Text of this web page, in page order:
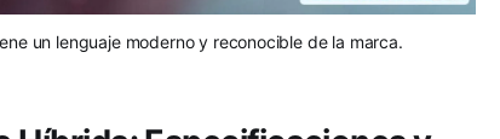
un lenguaje moderno y reconocible de la marca.